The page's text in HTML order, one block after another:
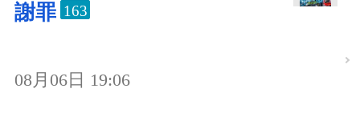
謝罪 163
08月06日 19:06